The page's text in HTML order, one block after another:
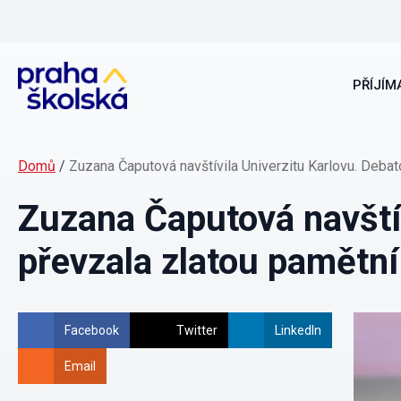
Domů / Zuzana Čaputová navštívila Univerzitu Karlovu.
Zuzana Čaputová
převzala zlatou
Facebook Twitter LinkedIn
Email